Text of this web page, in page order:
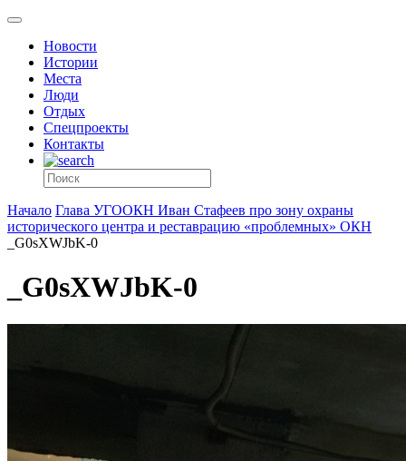
Новости
Истории
Места
Люди
Отдых
Спецпроекты
Контакты
Начало Глава УГООКН Иван Стафеев про зону охраны
исторического центра и реставрацию «проблемных» ОКН
_G0sXWJbK-0
_G0sXWJbK-0